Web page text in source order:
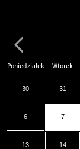
Poniedziałek Wtorek
30 31
6 7
13 14